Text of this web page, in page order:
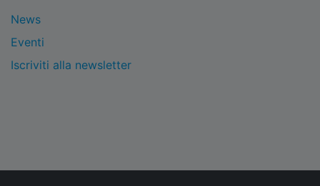
News
Eventi
Iscriviti alla newsletter